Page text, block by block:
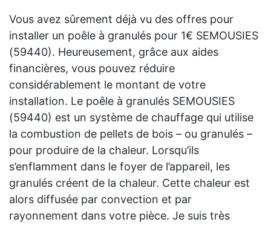
Vous avez sûrement déjà vu des offres pour
installer un poêle à granulés pour 1€ SEMOUSIES
(59440). Heureusement, grâce aux aides
financières, vous pouvez réduire
considérablement le montant de votre
installation. Le poêle à granulés SEMOUSIES
(59440) est un système de chauffage qui utilise
la combustion de pellets de bois – ou granulés –
pour produire de la chaleur. Lorsqu’ils
s’enflamment dans le foyer de l’appareil, les
granulés créent de la chaleur. Cette chaleur est
alors diffusée par convection et par
rayonnement dans votre pièce. Je suis très